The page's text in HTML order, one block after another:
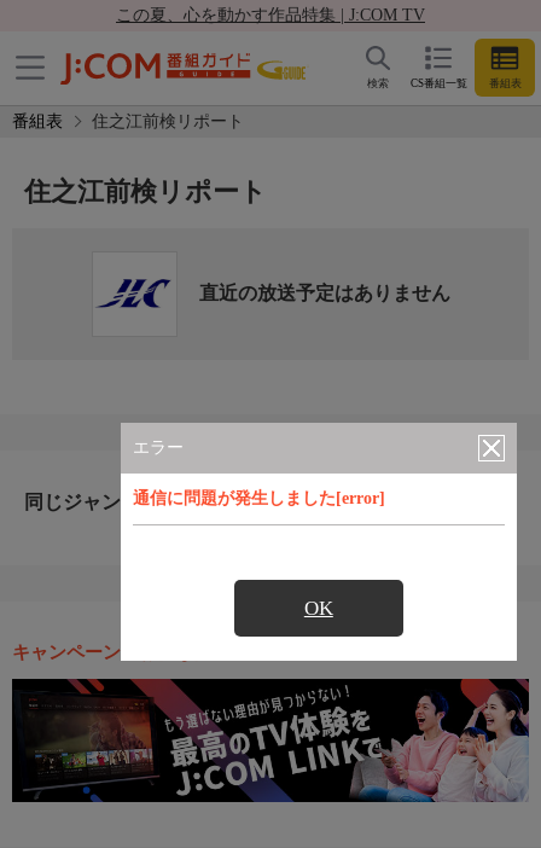
この夏、心を動かす作品特集 | J:COM TV
CS番組一覧 番組表
検索
番組表 住之江前検リポート
エラー
通信に問題が発生しました[error]
OK
住之江前検リポート
直近の放送予定はありません
同じジャンルのおすすめ番組
キャンペーン・お得な情報